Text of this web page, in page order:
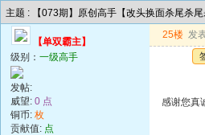
主题 : 【073期】原创高手【改头换面杀尾杀
【单双霸主】
级别： 一级高手
发帖:
威望: 0 点
铜币: 枚
贡献值: 点
25楼 发
感谢您真